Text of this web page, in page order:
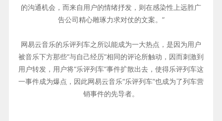
的沟通机会，而来自用户的情绪抒发，则在感染性上远胜广
告公司精心雕琢力求对仗的文案。”
网易云音乐的乐评列车之所以能成为一大热点，是因为用户
被音乐下方那些“与自己经历”相同的评论所触动，因而刺激到
用户转发，用户将“乐评列车”事件扩散出去，使得乐评列车这
一事件成为爆点，因此网易云音乐“乐评列车”也成为了列车营
销事件的先导者。